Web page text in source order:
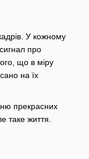
У кожному
про
що в міру
на їх
прекрасних
таке життя.